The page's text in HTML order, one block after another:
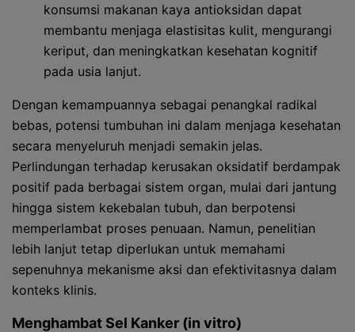
konsumsi makanan kaya antioksidan dapat
membantu menjaga elastisitas kulit, mengurangi
keriput, dan meningkatkan kesehatan kognitif
pada usia lanjut.
Dengan kemampuannya sebagai penangkal radikal
bebas, potensi tumbuhan ini dalam menjaga kesehatan
secara menyeluruh menjadi semakin jelas.
Perlindungan terhadap kerusakan oksidatif berdampak
positif pada berbagai sistem organ, mulai dari jantung
hingga sistem kekebalan tubuh, dan berpotensi
memperlambat proses penuaan. Namun, penelitian
lebih lanjut tetap diperlukan untuk memahami
sepenuhnya mekanisme aksi dan efektivitasnya dalam
konteks klinis.
Menghambat Sel Kanker (in vitro)